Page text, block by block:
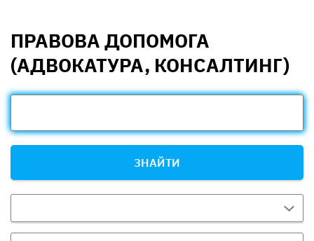
ПРАВОВА ДОПОМОГА
(АДВОКАТУРА, КОНСАЛТИНГ)
ЗНАЙТИ